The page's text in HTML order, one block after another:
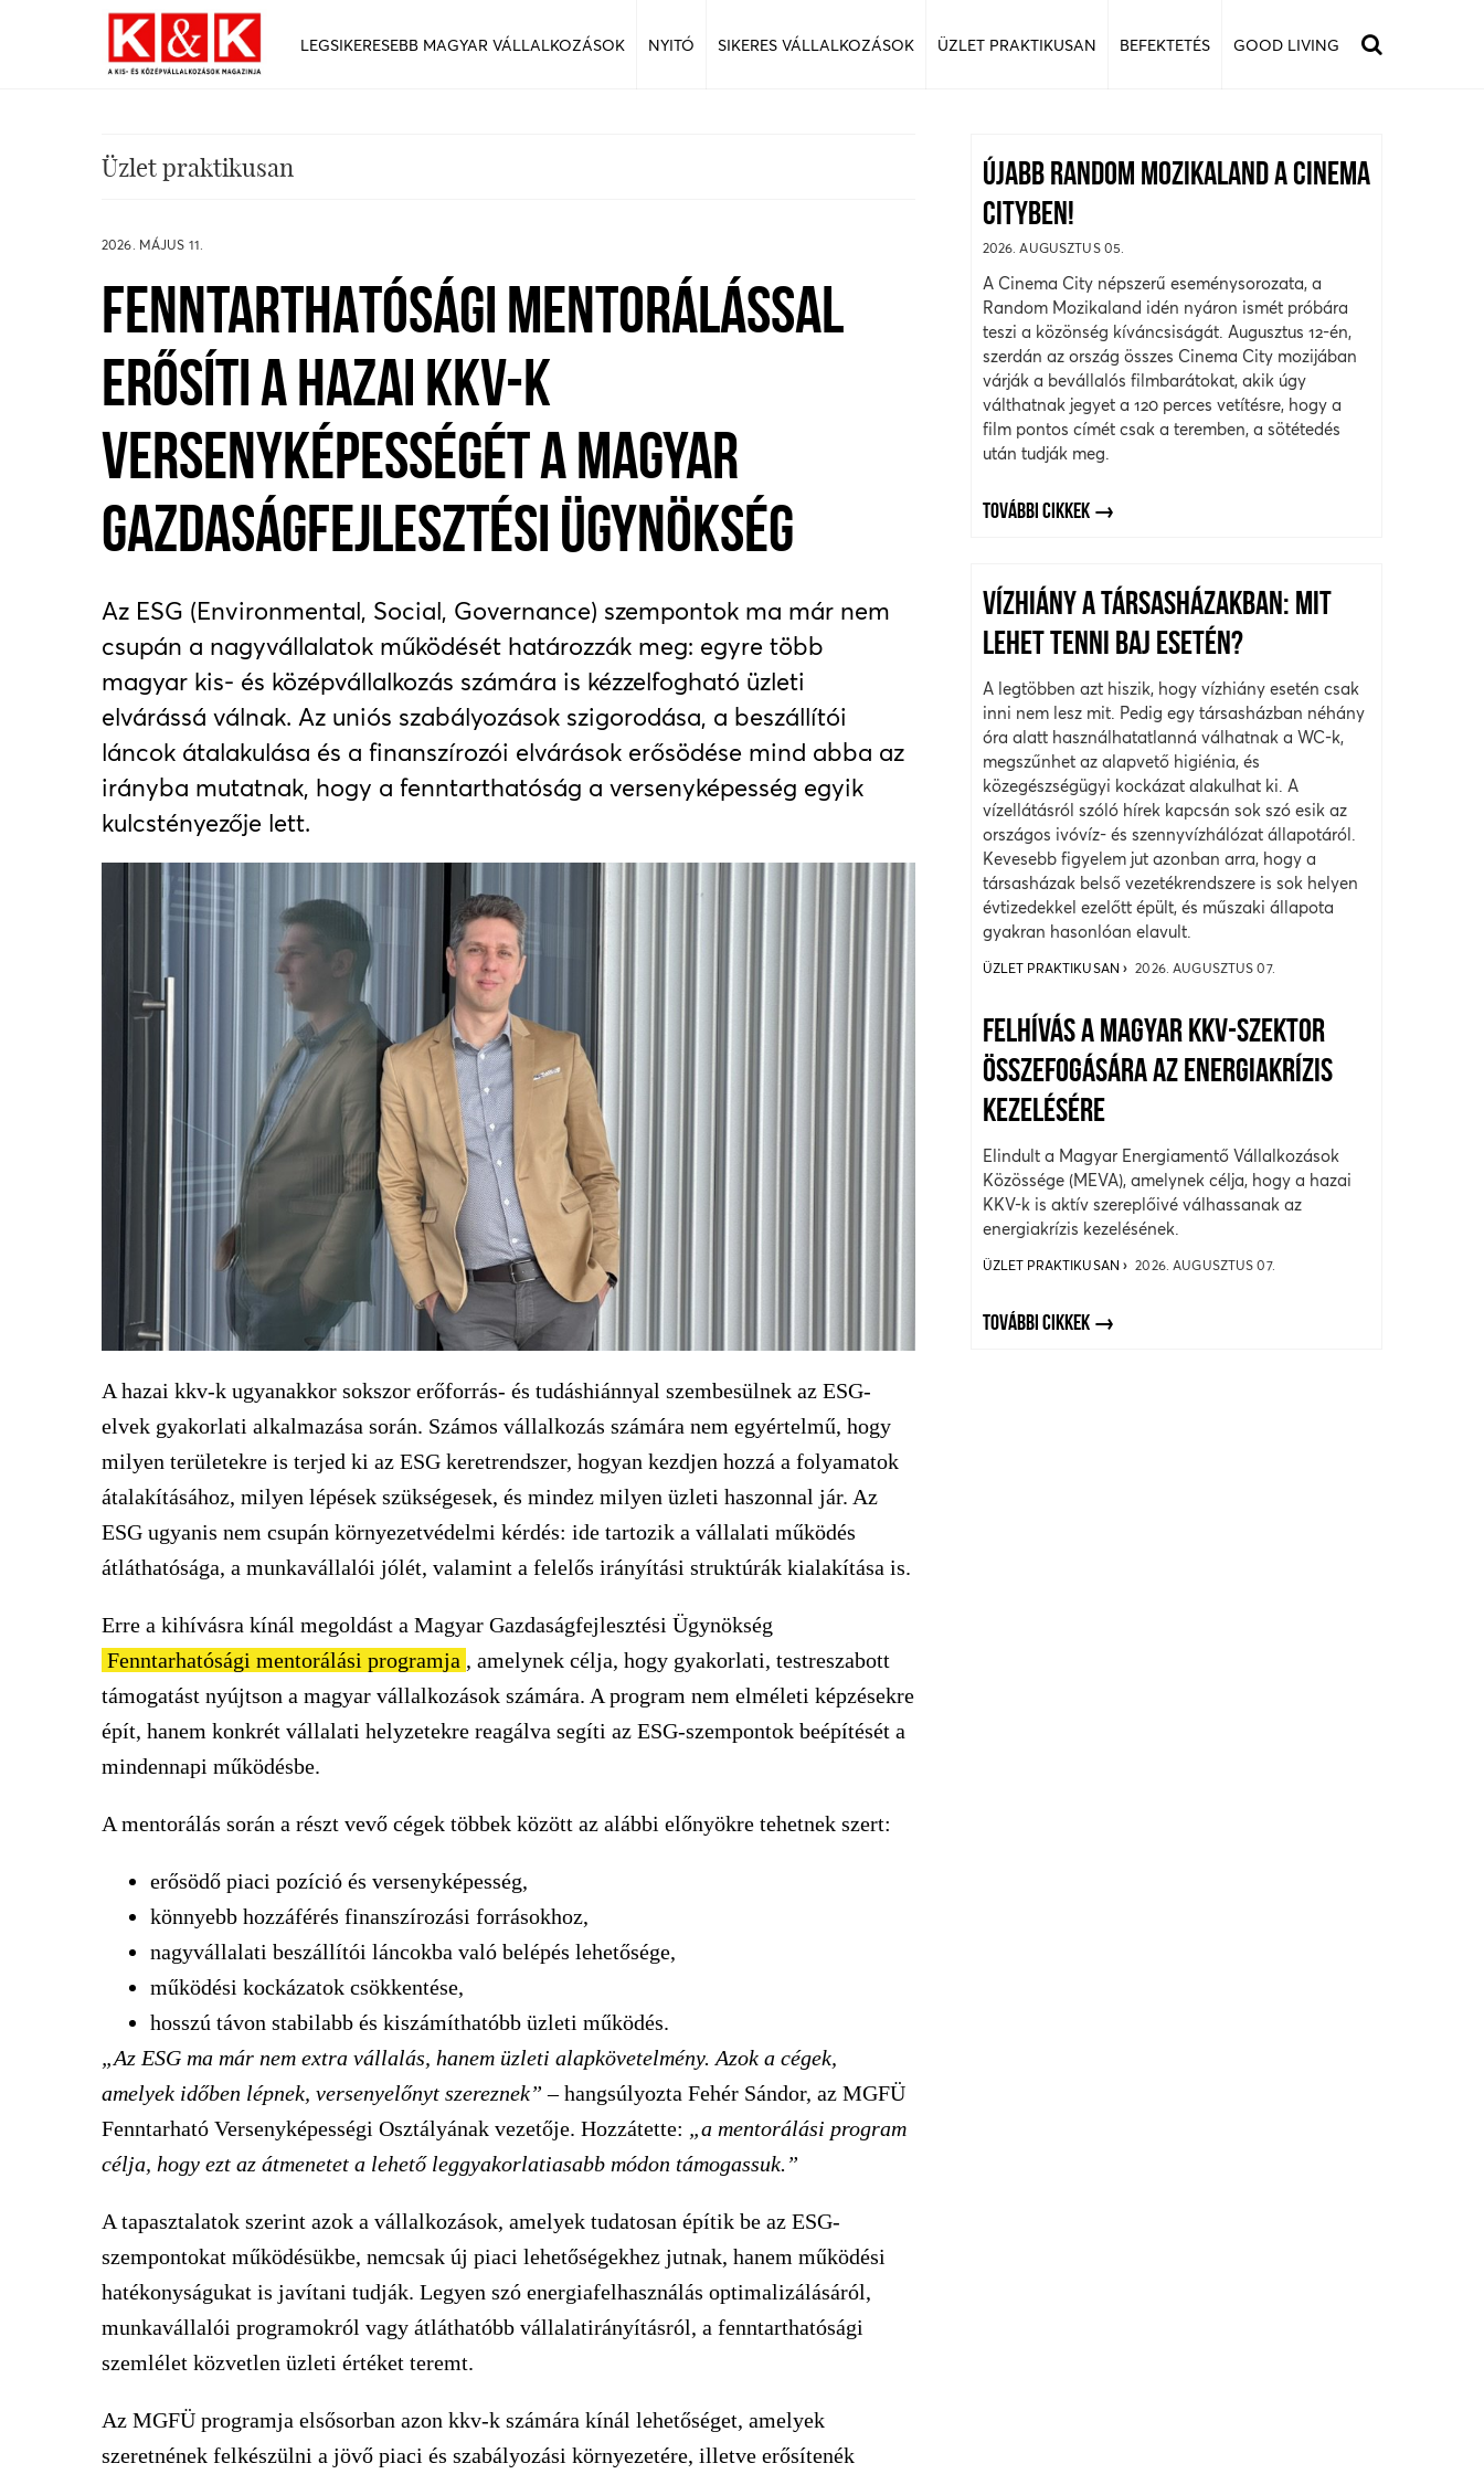
LEGSIKERESEBB MAGYAR VÁLLALKOZÁSOK NYITÓ SIKERES VÁLLALKOZÁSOK ÜZLET PRAKTIKUSAN BEFEKTETÉS GOOD LIVING
Üzlet praktikusan
2026. MÁJUS 11.
FENNTARTHATÓSÁGI MENTORÁLÁSSAL
ERŐSÍTI A HAZAI KKV-K
VERSENYKÉPESSÉGÉT A MAGYAR
GAZDASÁGFEJLESZTÉSI ÜGYNÖKSÉG
Az ESG (Environmental, Social, Governance) szempontok ma már nem
csupán a nagyvállalatok működését határozzák meg: egyre több
magyar kis- és középvállalkozás számára is kézzelfogható üzleti
elvárássá válnak. Az uniós szabályozások szigorodása, a beszállítói
láncok átalakulása és a finanszírozói elvárások erősödése mind abba az
irányba mutatnak, hogy a fenntarthatóság a versenyképesség egyik
kulcstényezője lett.
A hazai kkv-k ugyanakkor sokszor erőforrás- és tudáshiánnyal szembesülnek az ESG-
elvek gyakorlati alkalmazása során. Számos vállalkozás számára nem egyértelmű, hogy
milyen területekre is terjed ki az ESG keretrendszer, hogyan kezdjen hozzá a folyamatok
átalakításához, milyen lépések szükségesek, és mindez milyen üzleti haszonnal jár. Az
ESG ugyanis nem csupán környezetvédelmi kérdés: ide tartozik a vállalati működés
átláthatósága, a munkavállalói jólét, valamint a felelős irányítási struktúrák kialakítása is.
Erre a kihívásra kínál megoldást a Magyar Gazdaságfejlesztési Ügynökség
Fenntarhatósági mentorálási programja , amelynek célja, hogy gyakorlati, testreszabott
támogatást nyújtson a magyar vállalkozások számára. A program nem elméleti képzésekre
épít, hanem konkrét vállalati helyzetekre reagálva segíti az ESG-szempontok beépítését a
mindennapi működésbe.
A mentorálás során a részt vevő cégek többek között az alábbi előnyökre tehetnek szert:
erősödő piaci pozíció és versenyképesség,
könnyebb hozzáférés finanszírozási forrásokhoz,
nagyvállalati beszállítói láncokba való belépés lehetősége,
működési kockázatok csökkentése,
hosszú távon stabilabb és kiszámíthatóbb üzleti működés.
„Az ESG ma már nem extra vállalás, hanem üzleti alapkövetelmény. Azok a cégek,
amelyek időben lépnek, versenyelőnyt szereznek” – hangsúlyozta Fehér Sándor, az MGFÜ
Fenntarható Versenyképességi Osztályának vezetője. Hozzátette: „a mentorálási program
célja, hogy ezt az átmenetet a lehető leggyakorlatiasabb módon támogassuk.”
A tapasztalatok szerint azok a vállalkozások, amelyek tudatosan építik be az ESG-
szempontokat működésükbe, nemcsak új piaci lehetőségekhez jutnak, hanem működési
hatékonyságukat is javítani tudják. Legyen szó energiafelhasználás optimalizálásáról,
munkavállalói programokról vagy átláthatóbb vállalatirányításról, a fenntarthatósági
szemlélet közvetlen üzleti értéket teremt.
Az MGFÜ programja elsősorban azon kkv-k számára kínál lehetőséget, amelyek
szeretnének felkészülni a jövő piaci és szabályozási környezetére, illetve erősítenék
ÚJABB RANDOM MOZIKALAND A CINEMA
CITYBEN!
2026. AUGUSZTUS 05.
A Cinema City népszerű eseménysorozata, a
Random Mozikaland idén nyáron ismét próbára
teszi a közönség kíváncsiságát. Augusztus 12-én,
szerdán az ország összes Cinema City mozijában
várják a bevállalós filmbarátokat, akik úgy
válthatnak jegyet a 120 perces vetítésre, hogy a
film pontos címét csak a teremben, a sötétedés
után tudják meg.
TOVÁBBI CIKKEK
VÍZHIÁNY A TÁRSASHÁZAKBAN: MIT
LEHET TENNI BAJ ESETÉN?
A legtöbben azt hiszik, hogy vízhiány esetén csak
inni nem lesz mit. Pedig egy társasházban néhány
óra alatt használhatatlanná válhatnak a WC-k,
megszűnhet az alapvető higiénia, és
közegészségügyi kockázat alakulhat ki. A
vízellátásról szóló hírek kapcsán sok szó esik az
országos ivóvíz- és szennyvízhálózat állapotáról.
Kevesebb figyelem jut azonban arra, hogy a
társasházak belső vezetékrendszere is sok helyen
évtizedekkel ezelőtt épült, és műszaki állapota
gyakran hasonlóan elavult.
ÜZLET PRAKTIKUSAN 2026. AUGUSZTUS 07.
FELHÍVÁS A MAGYAR KKV-SZEKTOR
ÖSSZEFOGÁSÁRA AZ ENERGIAKRÍZIS
KEZELÉSÉRE
Elindult a Magyar Energiamentő Vállalkozások
Közössége (MEVA), amelynek célja, hogy a hazai
KKV-k is aktív szereplőivé válhassanak az
energiakrízis kezelésének.
ÜZLET PRAKTIKUSAN 2026. AUGUSZTUS 07.
TOVÁBBI CIKKEK